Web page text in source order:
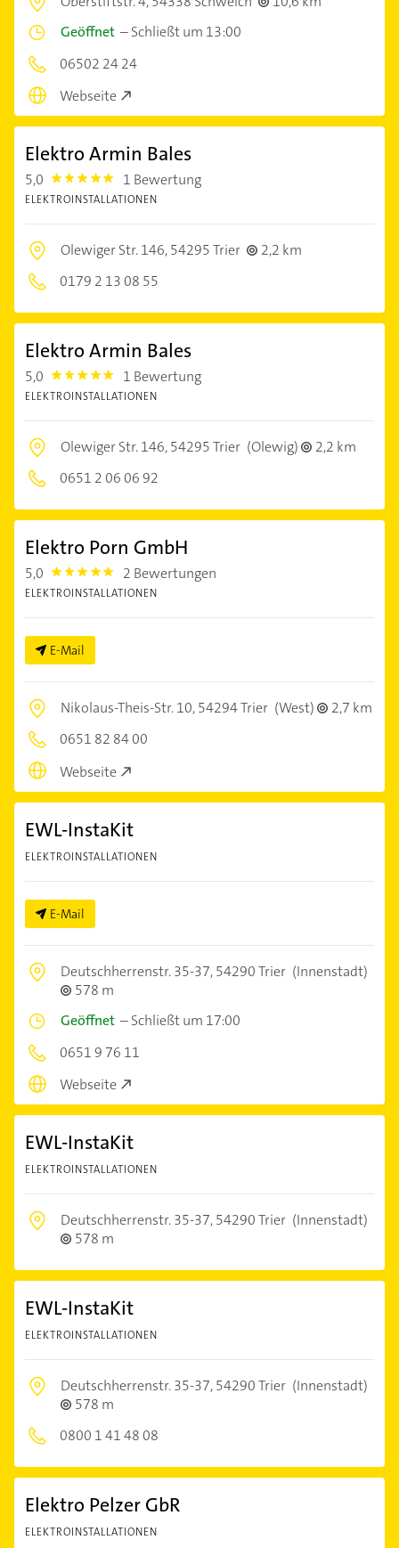
Geöffnet –Schließt um 13:00
06502 24 24
Webseite
Elektro Armin Bales
5,0 5.0 1 Bewertung
ELEKTROINSTALLATIONEN
Olewiger Str. 146,54295 Trier
2,2 km
0179 2 13 08 55
Elektro Armin Bales
5,0 5.0 1 Bewertung
ELEKTROINSTALLATIONEN
Olewiger Str. 146,54295 Trier (Olewig)
2,2 km
0651 2 06 06 92
Elektro Porn GmbH
5,0 5.0 2 Bewertungen
ELEKTROINSTALLATIONEN
E-Mail
Nikolaus-Theis-Str. 10,54294 Trier (West)
2,7 km
0651 82 84 00
Webseite
EWL-InstaKit
ELEKTROINSTALLATIONEN
E-Mail
Deutschherrenstr. 35-37,54290 Trier (Innenstadt)
578 m
Geöffnet –Schließt um 17:00
0651 9 76 11
Webseite
EWL-InstaKit
ELEKTROINSTALLATIONEN
Deutschherrenstr. 35-37,54290 Trier (Innenstadt)
578 m
EWL-InstaKit
ELEKTROINSTALLATIONEN
Deutschherrenstr. 35-37,54290 Trier (Innenstadt)
578 m
0800 1 41 48 08
Elektro Pelzer GbR
ELEKTROINSTALLATIONEN